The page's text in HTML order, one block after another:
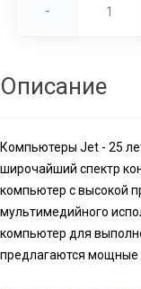
-
Описание
Компьютеры Jet - 25
широчайший спектр
компьютер с высокой
мультимедийного
компьютер для
предлагаются мощные